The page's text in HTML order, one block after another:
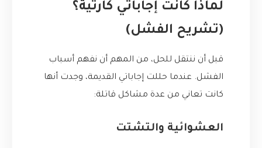
لماذا كانت إجاباتي كارثية؟
(تشريح الفشل)
قبل أن ننتقل للحل، من المهم أن نفهم أسباب
الفشل. عندما حللت إجاباتي القديمة، وجدت أنها
كانت تعاني من عدة مشاكل قاتلة:
العشوائية والتشتت